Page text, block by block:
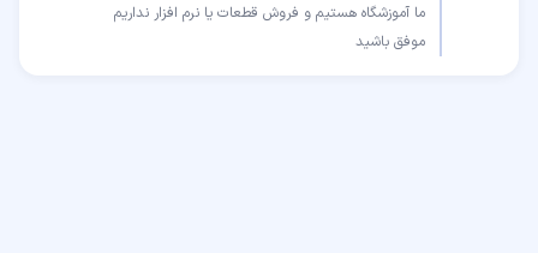
موفق باشید